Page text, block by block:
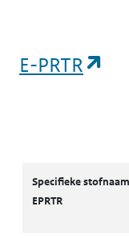
E-PRTR
Specifieke
EPRTR